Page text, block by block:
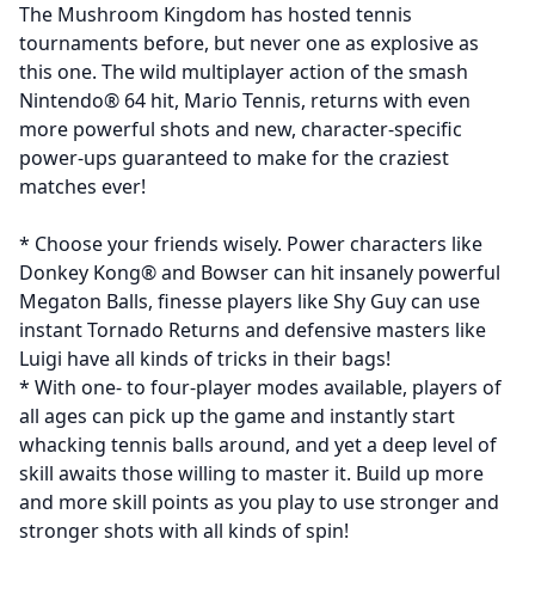
The Mushroom Kingdom has hosted tennis
tournaments before, but never one as explosive as
this one. The wild multiplayer action of the smash
Nintendo® 64 hit, Mario Tennis, returns with even
more powerful shots and new, character-specific
power-ups guaranteed to make for the craziest
matches ever!
* Choose your friends wisely. Power characters like
Donkey Kong® and Bowser can hit insanely powerful
Megaton Balls, finesse players like Shy Guy can use
instant Tornado Returns and defensive masters like
Luigi have all kinds of tricks in their bags!
* With one- to four-player modes available, players of
all ages can pick up the game and instantly start
whacking tennis balls around, and yet a deep level of
skill awaits those willing to master it. Build up more
and more skill points as you play to use stronger and
stronger shots with all kinds of spin!